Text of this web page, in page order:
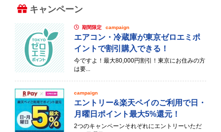
キャンペーン
期間限定 campaign
エアコン・冷蔵庫が東京ゼロエミポ
イントで割引購入できる！
今ですよ！最大80,000円割引！東京にお住みの方
は要...
campaign
エントリー&楽天ペイのご利用で日・
月曜日ポイント最大5%還元！
2つのキャンペーンそれぞれにエントリーいただ